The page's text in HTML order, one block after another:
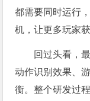
都需要同时运行
机，让更多玩家
回过头看，
动作识别效果、
衡。整个研发过